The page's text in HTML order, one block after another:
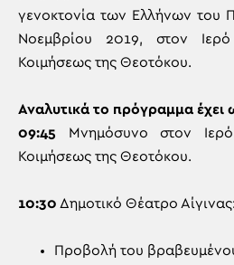
γενοκτονία των Ελλήνων του
Νοεμβρίου 2019, στον
Κοιμήσεως της Θεοτόκου.
Αναλυτικά το πρόγραμμα
09:45 Μνημόσυνο στον
Κοιμήσεως της Θεοτόκου.
10:30 Δημοτικό Θέατρο Αίγινας:
Προβολή του